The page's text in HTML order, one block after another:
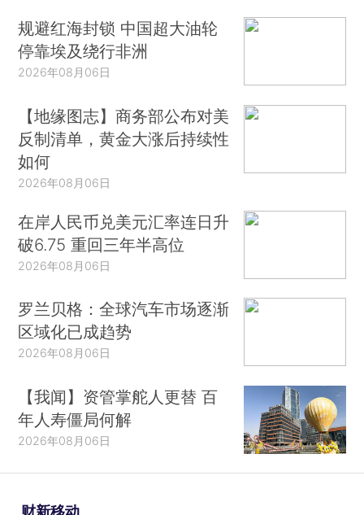
规避红海封锁 中国超大油轮
停靠埃及绕行非洲
2026年08月06日
【地缘图志】商务部公布对美
反制清单，黄金大涨后持续性
如何
2026年08月06日
在岸人民币兑美元汇率连日升
破6.75 重回三年半高位
2026年08月06日
罗兰贝格：全球汽车市场逐渐
区域化已成趋势
2026年08月06日
【我闻】资管掌舵人更替 百
年人寿僵局何解
2026年08月06日